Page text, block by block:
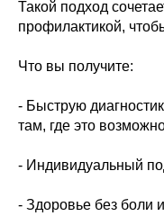
Такой подход
профилактикой,
Что вы получите:
- Быструю
там, где это
- Индивидуальный
- Здоровье без боли